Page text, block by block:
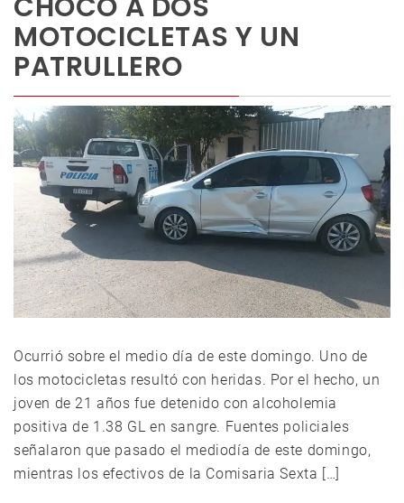
MOTOCICLETAS Y UN
PATRULLERO
Ocurrió sobre el medio día de este domingo. Uno de
los motocicletas resultó con heridas. Por el hecho, un
joven de 21 años fue detenido con alcoholemia
positiva de 1.38 GL en sangre. Fuentes policiales
señalaron que pasado el mediodía de este domingo,
mientras los efectivos de la Comisaria Sexta […]